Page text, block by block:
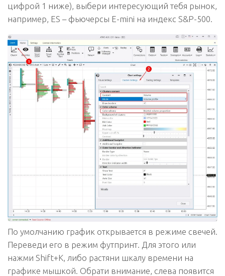
цифрой 1 ниже), выбери интересующий тебя рынок,
например, ES – фьючерсы E-mini на индекс S&P-500.
По умолчанию график открывается в режиме свечей.
Переведи его в режим футпринт. Для этого или
нажми Shift+K , либо растяни шкалу времени на
графике мышкой. Обрати внимание, слева появится